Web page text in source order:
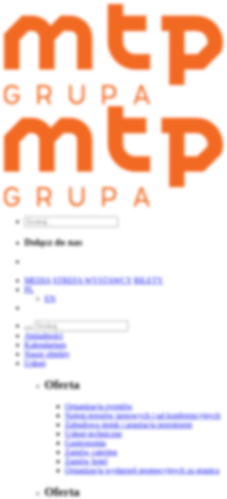
Dołącz do nas
MEDIA STREFA WYSTAWCY BILETY
PL
EN
Aktualności
Kalendarium
Nasze obiekty
Usługi
Oferta
Organizacja eventów
Najem terenów targowych i sal konferencyjnych
Zabudowa stoisk i aranżacja przestrzeni
Usługi techniczne
Gastronomia
Zamów catering
Zamów hotel
Organizacja wydarzeń promocyjnych za granicą
Oferta